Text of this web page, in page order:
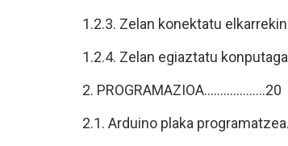
1.2.3. Zelan konektatu
1.2.4. Zelan egiaztatu
2. PROGRAMAZIOA...................20
2.1. Arduino plaka